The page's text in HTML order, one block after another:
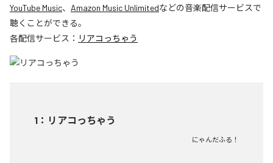
YouTube Music、 Amazon Music Unlimitedなどの音楽配信サービスで
聴くことができる。
各配信サービス： リアコっちゃう
1 ： リアコっちゃう
にゃんだふる！